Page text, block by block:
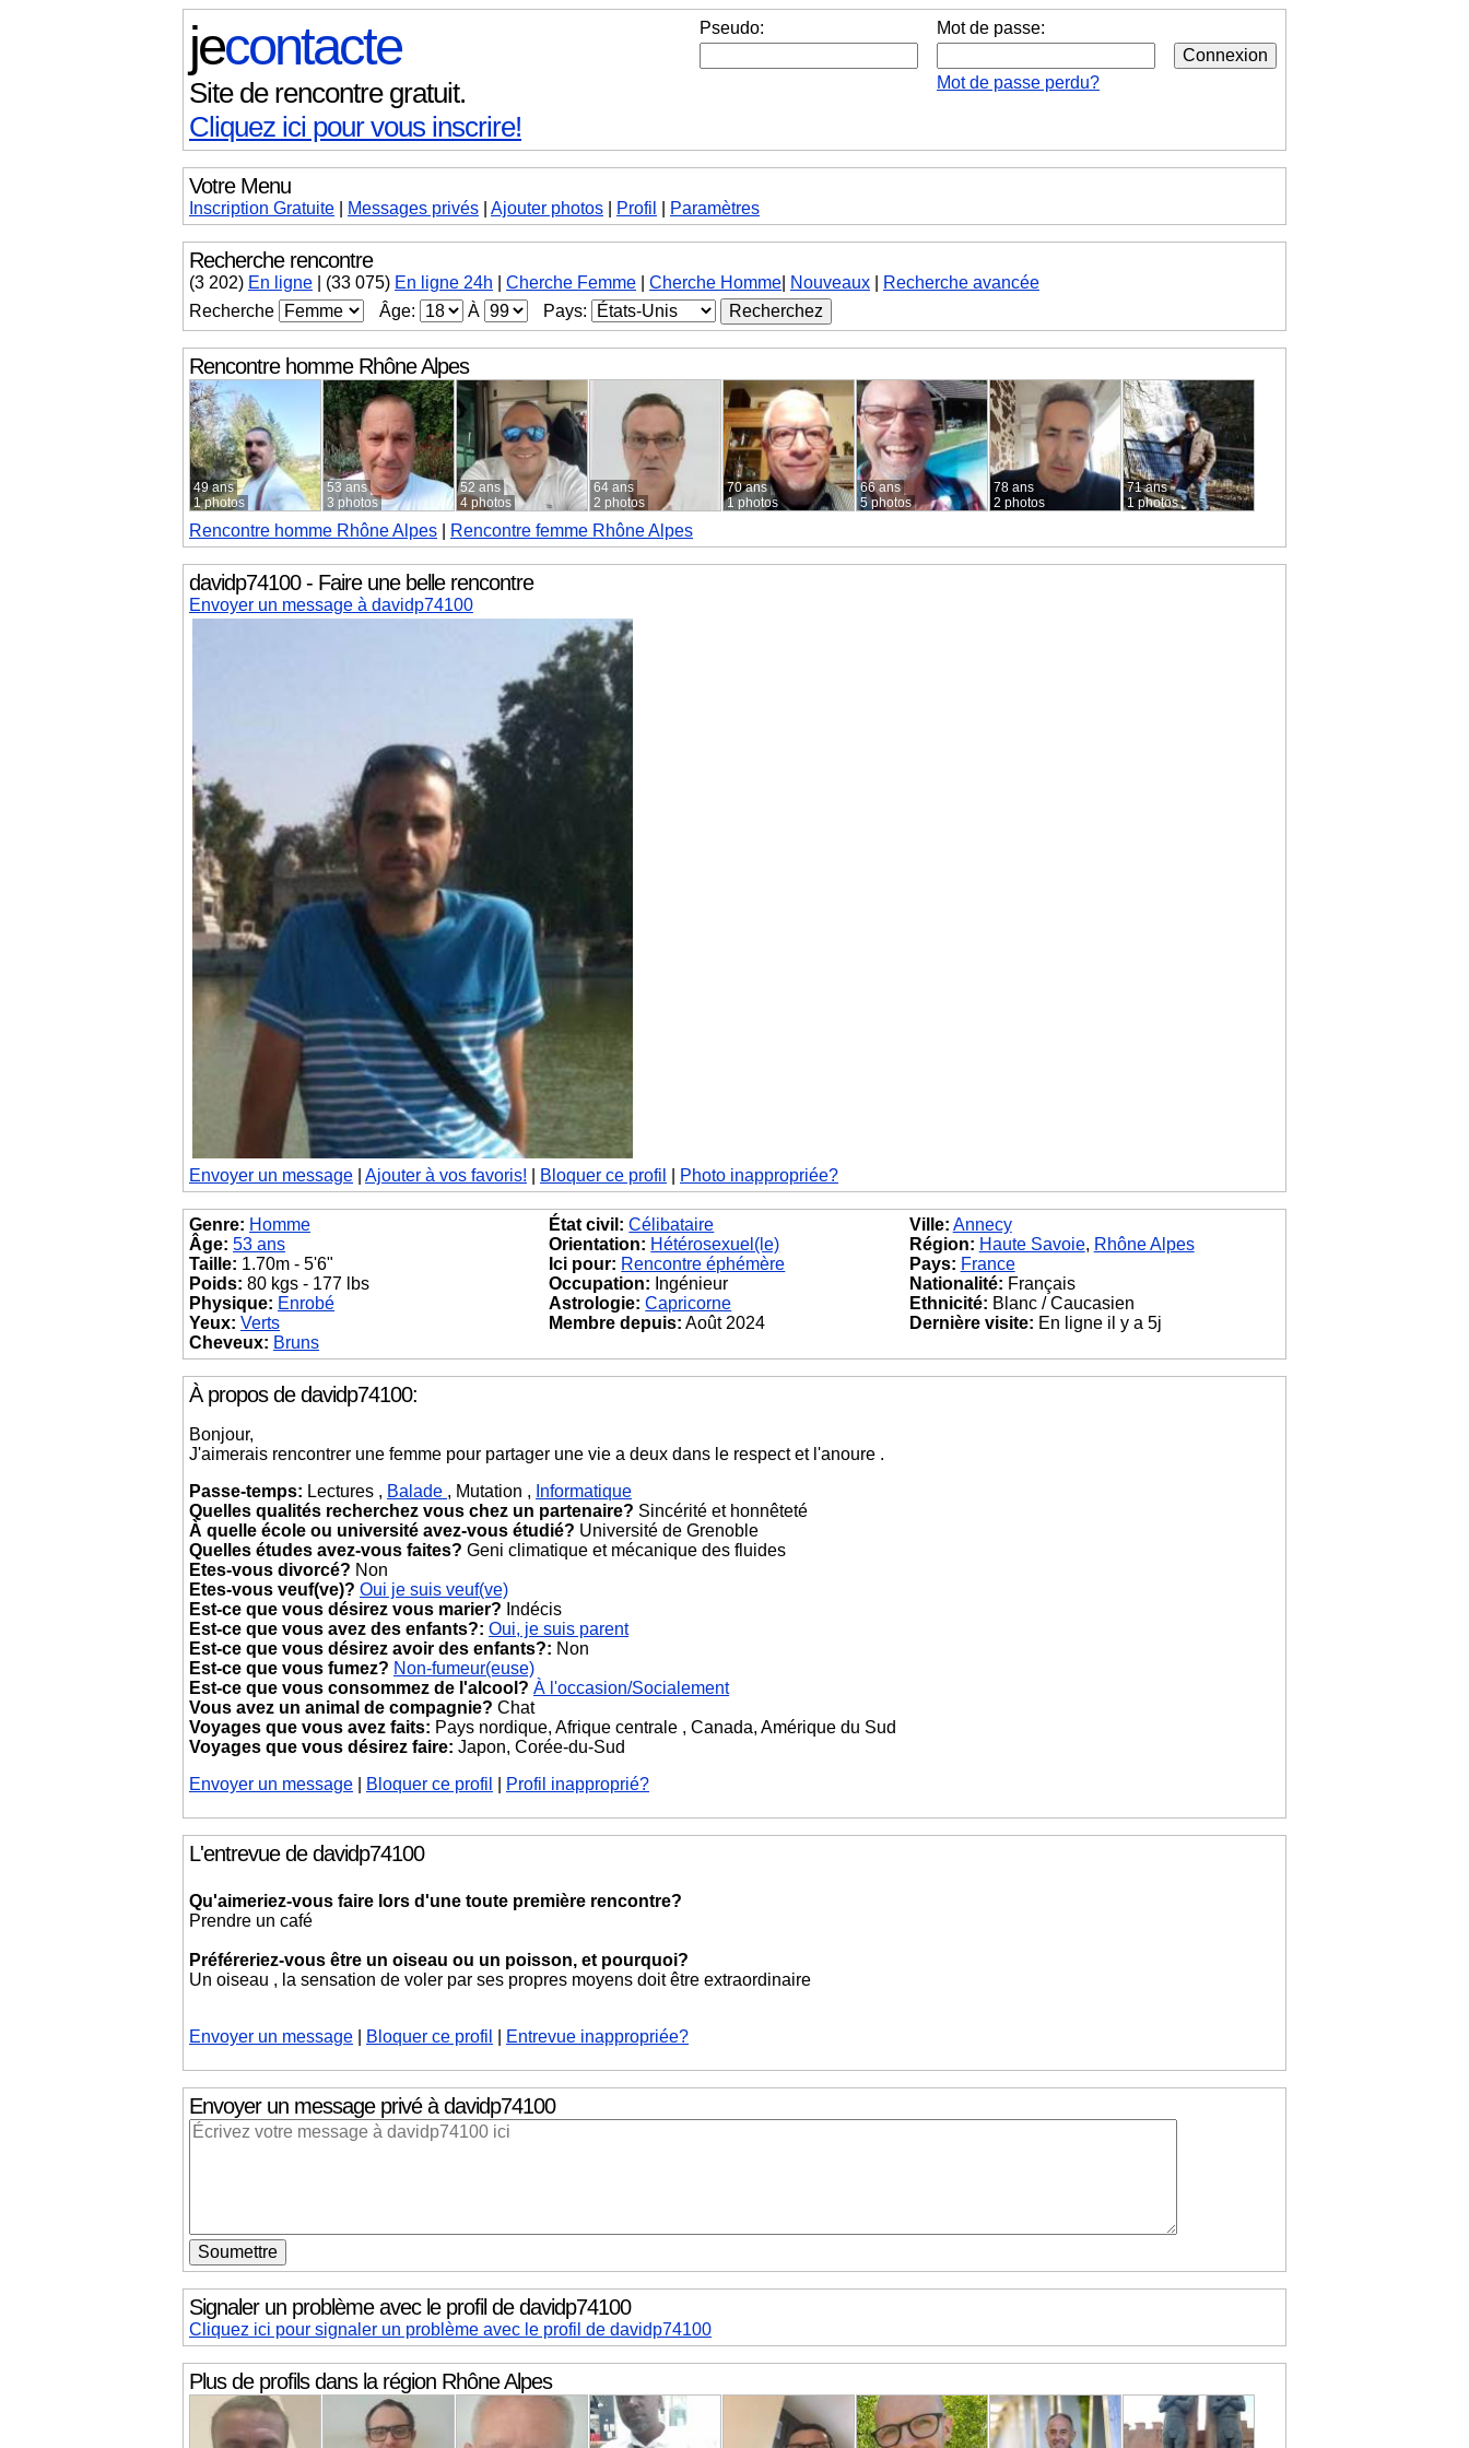
Pseudo: Mot de passe:
Mot de passe perdu?
jecontacte
Site de rencontre gratuit.
Cliquez ici pour vous inscrire!
Votre Menu
Inscription Gratuite Messages privés Ajouter photos Profil Paramètres
Recherche rencontre
(3 202) En ligne (33 075) En ligne 24h Cherche Femme Cherche Homme Nouveaux
Recherche avancée
Recherche
Âge: À Pays:
Rencontre hommeRhône Alpes
49 ans
1 photos
53 ans
3 photos
52 ans
4 photos
64 ans
2 photos
70 ans
1 photos
66 ans
5 photos
78 ans
2 photos
71 ans
1 photos
Rencontre homme Rhône Alpes Rencontre femme Rhône Alpes
davidp74100 - Faire une belle rencontre
Envoyer un message à davidp74100
Envoyer un message Ajouter à vos favoris! Bloquer ce profil Photo inappropriée?
Genre: Homme
Âge: 53 ans
Taille: 1.70m - 5'6"
Poids: 80 kgs - 177 lbs
Physique: Enrobé
Yeux: Verts
Cheveux: Bruns
État civil: Célibataire
Orientation: Hétérosexuel(le)
Ici pour: Rencontre éphémère
Occupation: Ingénieur
Astrologie: Capricorne
Membre depuis: Août 2024
Ville: Annecy
Région: Haute Savoie, Rhône Alpes
Pays: France
Nationalité: Français
Ethnicité: Blanc / Caucasien
Dernière visite: En ligne il y a 5j
À propos de davidp74100:
Bonjour,
J'aimerais rencontrer une femme pour partager une vie a deux dans le respect et l'anoure .
Passe-temps: Lectures , Balade , Mutation , Informatique
Quelles qualités recherchez vous chez un partenaire? Sincérité et honnêteté
À quelle école ou université avez-vous étudié? Université de Grenoble
Quelles études avez-vous faites? Geni climatique et mécanique des fluides
Etes-vous divorcé? Non
Etes-vous veuf(ve)? Oui je suis veuf(ve)
Est-ce que vous désirez vous marier? Indécis
Est-ce que vous avez des enfants?: Oui, je suis parent
Est-ce que vous désirez avoir des enfants?: Non
Est-ce que vous fumez? Non-fumeur(euse)
Est-ce que vous consommez de l'alcool? À l'occasion/Socialement
Vous avez un animal de compagnie? Chat
Voyages que vous avez faits: Pays nordique, Afrique centrale , Canada, Amérique du Sud
Voyages que vous désirez faire: Japon, Corée-du-Sud
Envoyer un message
Bloquer ce profil Profil inapproprié?
L'entrevue de davidp74100
Qu'aimeriez-vous faire lors d'une toute première rencontre?
Prendre un café
Préféreriez-vous être un oiseau ou un poisson, et pourquoi?
Un oiseau , la sensation de voler par ses propres moyens doit être extraordinaire
Envoyer un message Bloquer ce profil Entrevue inappropriée?
Envoyer un message privéà davidp74100
Signaler un problème avec le profil de davidp74100
Cliquez ici pour signaler un problème avec le profil de davidp74100
Plus de profils dans la région Rhône Alpes